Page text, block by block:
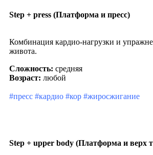
Step + press (Платформа и пресс)
Комбинация кардио-нагрузки и
живота.
Сложность: средняя
Возраст: любой
#пресс #кардио #кор #жиросжигание
Step + upper body (Платформа и верх